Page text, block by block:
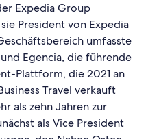
Expedia Group
President von Expedia
umfasste
Egencia, die führende
Plattform, die 2021 an
Travel verkauft
als zehn Jahren zur
als Vice President